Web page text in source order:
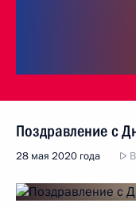
Поздравление с
28 мая 2020 года